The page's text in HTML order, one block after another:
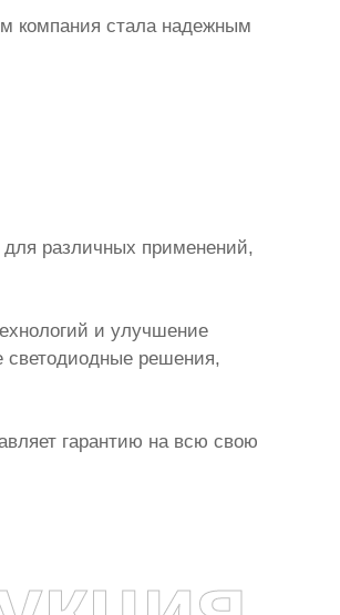
компания стала надежным
различных применений,
и улучшение
светодиодные решения,
гарантию на всю свою